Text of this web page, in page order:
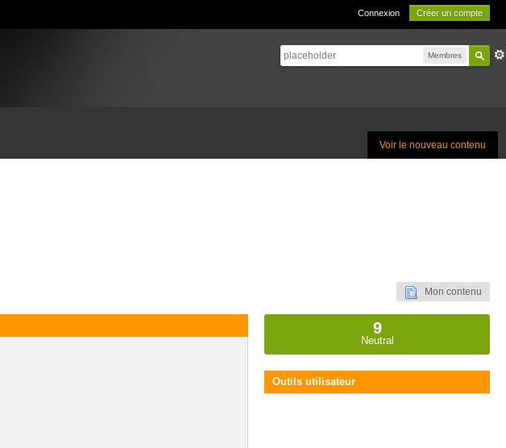
Connexion Créer un compte
Membres
Voir le nouveau contenu
Mon contenu
9
Neutral
Outils utilisateur